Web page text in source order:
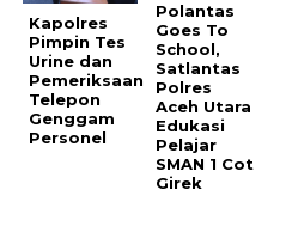
Kapolres
Pimpin Tes
Urine dan
Pemeriksaan
Telepon
Genggam
Personel
Polantas
Goes To
School,
Satlantas
Polres
Aceh Utara
Edukasi
Pelajar
SMAN 1 Cot
Girek